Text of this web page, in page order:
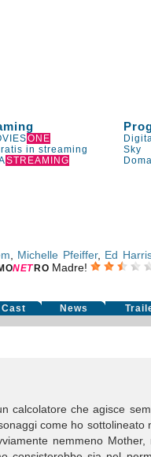
ONE
in streaming Sky
STREAMING
Michelle Pfeiffer, Ed
NET RO Madre!
Cast News
calcolatore che agisce
come ho
nemmeno